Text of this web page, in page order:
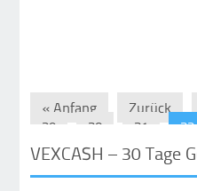
« Anfang Zurück
29
30 31 32
VEXCASH – 30 Tage